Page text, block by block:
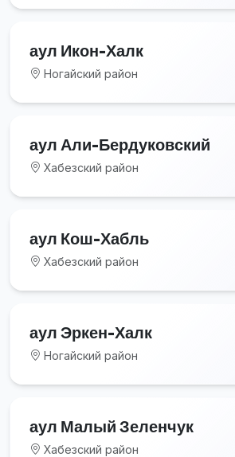
аул Икон-Халк
Ногайский район
аул Али-Бердуковский
Хабезский район
аул Кош-Хабль
Хабезский район
аул Эркен-Халк
Ногайский район
аул Малый Зеленчук
Хабезский район